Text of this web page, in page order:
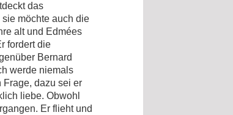
das
möchte auch die
alt und Edmées
fordert die
Bernard
werde niemals
Frage, dazu sei er
liebe. Obwohl
Er flieht und